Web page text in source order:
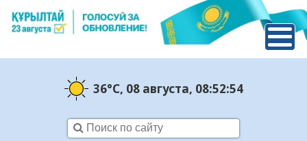
36°C, 08 августа, 08:52:55